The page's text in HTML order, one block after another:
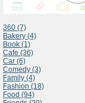
360 (7)
Bakery (4)
Book (1)
Cafe (36)
Car (6)
Comedy (3)
Family (4)
Fashion (18)
Food (94)